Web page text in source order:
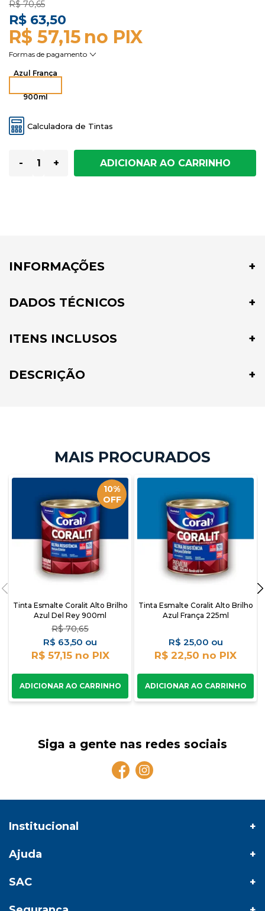
R$ 70,65
R$ 63,50
R$ 57,15
Azul França
900ml
Calculadora de Tintas
- +
INFORMAÇÕES
DADOS TÉCNICOS
ITENS INCLUSOS
DESCRIÇÃO
10%
OFF
Tinta Esmalte Coralit Alto Brilho
Azul Del Rey 900ml
R$ 70,65
R$ 63,50
R$ 57,15
Tinta Esmalte Coralit Alto Brilho
Azul França 225ml
R$ 25,00
R$ 22,50
Siga a gente nas redes sociais
Institucional
Ajuda
SAC